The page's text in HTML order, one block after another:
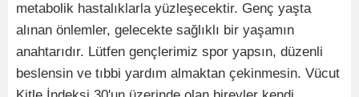
metabolik hastalıklarla yüzleşecektir. Genç yaşta
alınan önlemler, gelecekte sağlıklı bir yaşamın
anahtarıdır. Lütfen gençlerimiz spor yapsın, düzenli
beslensin ve tıbbi yardım almaktan çekinmesin. Vücut